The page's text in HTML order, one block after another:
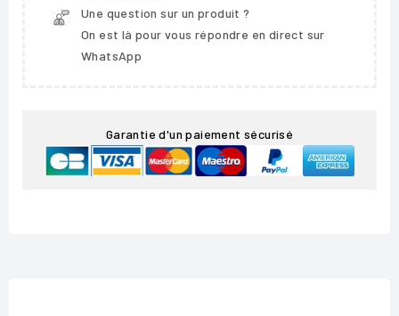
Une question sur un produit ?
On est là pour vous répondre en direct sur
WhatsApp
Garantie d'un paiement sécurisé